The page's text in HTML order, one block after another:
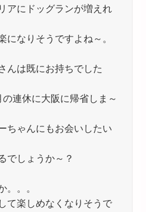
アにドッグランが増えれ
なりそうですよね～。
んは既にお持ちでした
連休に大阪に帰省しま～
ちゃんにもお会いしたい
でしょうか～？
。。
て楽しめなくなりそうで